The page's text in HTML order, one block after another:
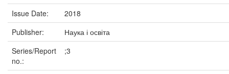
Issue Date:
2018
Publisher:
Наука і освіта
Series/Report
no.:
;3